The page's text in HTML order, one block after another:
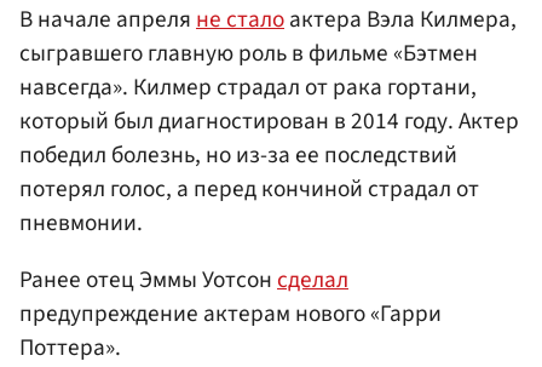
В начале апреляне сталоактера Вэла Килмера,
сыгравшего главную роль в фильме «Бэтмен
навсегда». Килмер страдал от рака гортани,
который был диагностирован в 2014 году. Актер
победил болезнь, но из-за ее последствий
потерял голос, а перед кончиной страдал от
пневмонии.
Ранее отец Эммы Уотсонсделал
предупреждение актерам нового «Гарри
Поттера».